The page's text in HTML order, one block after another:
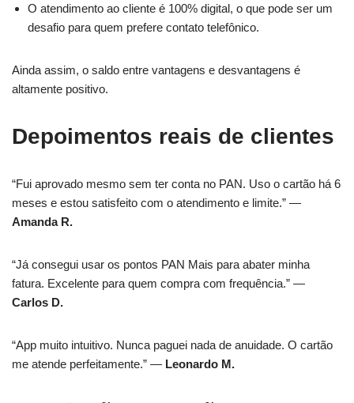
O atendimento ao cliente é 100% digital, o que pode ser um
desafio para quem prefere contato telefônico.
Ainda assim, o saldo entre vantagens e desvantagens é
altamente positivo.
Depoimentos reais de clientes
“Fui aprovado mesmo sem ter conta no PAN. Uso o cartão há 6
meses e estou satisfeito com o atendimento e limite.” —
Amanda R.
“Já consegui usar os pontos PAN Mais para abater minha
fatura. Excelente para quem compra com frequência.” —
Carlos D.
“App muito intuitivo. Nunca paguei nada de anuidade. O cartão
me atende perfeitamente.” — Leonardo M.